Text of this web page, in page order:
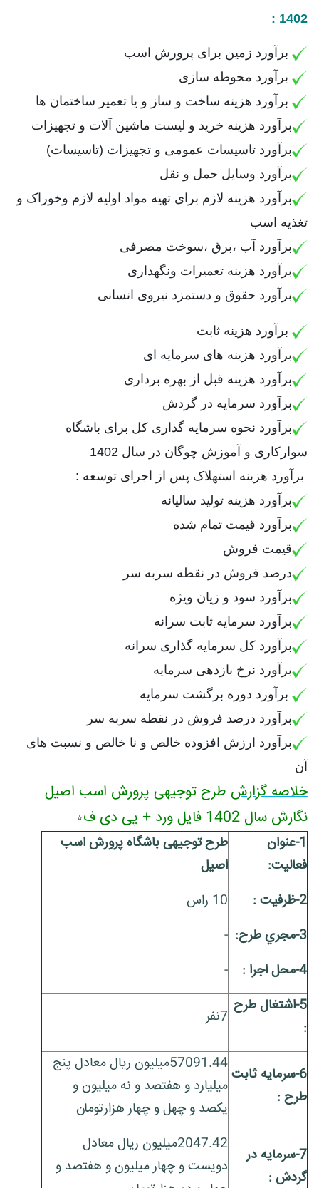
1402 :
برآورد زمین برای پرورش اسب
برآورد محوطه سازی
برآورد هزینه ساخت و ساز و یا تعمیر ساختمان ها
برآورد هزینه خرید و لیست ماشین آلات و تجهیزات
برآورد تاسیسات عمومی و تجهیزات (تاسیسات)
برآورد وسایل حمل و نقل
برآورد هزینه لازم برای تهیه مواد اولیه لازم وخوراک و
تغذیه اسب
برآورد آب ،برق ،سوخت مصرفی
برآورد هزینه تعمیرات ونگهداری
برآورد حقوق و دستمزد نیروی انسانی
برآورد هزینه ثابت
برآورد هزینه های سرمایه ای
برآورد هزینه قبل از بهره برداری
برآورد سرمایه در گردش
برآورد نحوه سرمایه گذاری کل برای باشگاه
سوارکاری و آموزش چوگان در سال 1402
برآورد هزینه استهلاک پس از اجرای توسعه :
برآورد هزینه تولید سالیانه
برآورد قیمت تمام شده
قیمت فروش
درصد فروش در نقطه سربه سر
برآورد سود و زیان ویژه
برآورد سرمایه ثابت سرانه
برآورد کل سرمایه گذاری سرانه
برآورد نرخ بازدهی سرمایه
برآورد دوره برگشت سرمایه
برآورد درصد فروش در نقطه سربه سر
برآورد ارزش افزوده خالص و نا خالص و نسبت های
آن
خلاصه گزارش طرح توجیهی پرورش اسب اصیل
نگارش سال 1402 فایل ورد + پی دی ف
⭐️
1-عنوان
فعاليت:
طرح توجیهی باشگاه پرورش اسب
اصیل
2-ظرفيت :
10 راس
3-مجري طرح:
-
4-محل اجرا :
-
5-اشتغال طرح
:
7نفر
6-سرمايه ثابت
طرح :
57091.44میلیون ریال معادل پنج
میلیارد و هفتصد و نه میلیون و
یکصد و چهل و چهار هزارتومان
7-سرمايه در
گردش :
2047.42میلیون ریال معادل
دویست و چهار میلیون و هفتصد و